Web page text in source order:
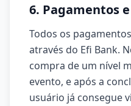
6. Pagamentos
Todos os
através do Efi Bank.
compra de um nível
evento, e após a
usuário já consegue